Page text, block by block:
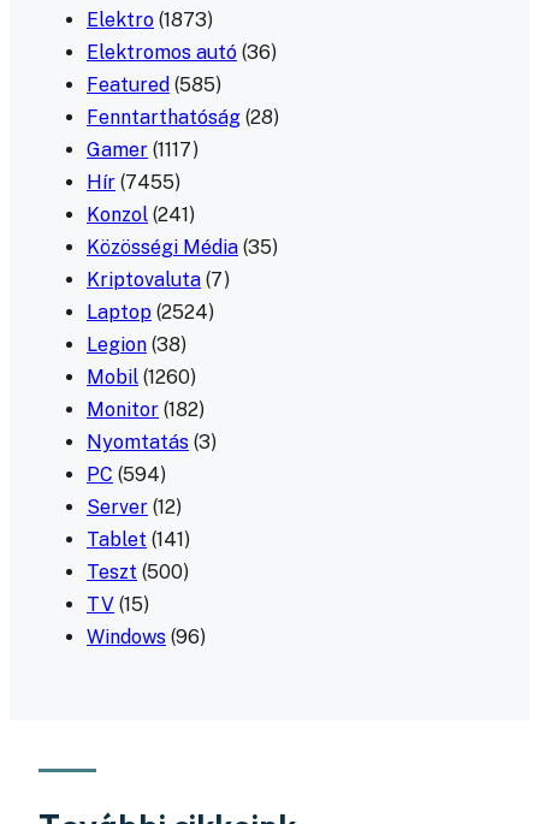
Elektro (1873)
Elektromos autó (36)
Featured (585)
Fenntarthatóság (28)
Gamer (1117)
Hír (7455)
Konzol (241)
Közösségi Média (35)
Kriptovaluta (7)
Laptop (2524)
Legion (38)
Mobil (1260)
Monitor (182)
Nyomtatás (3)
PC (594)
Server (12)
Tablet (141)
Teszt (500)
TV (15)
Windows (96)